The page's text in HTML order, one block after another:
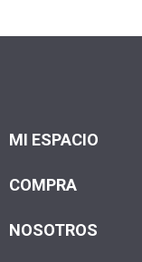
MI ESPACIO
COMPRA
NOSOTROS